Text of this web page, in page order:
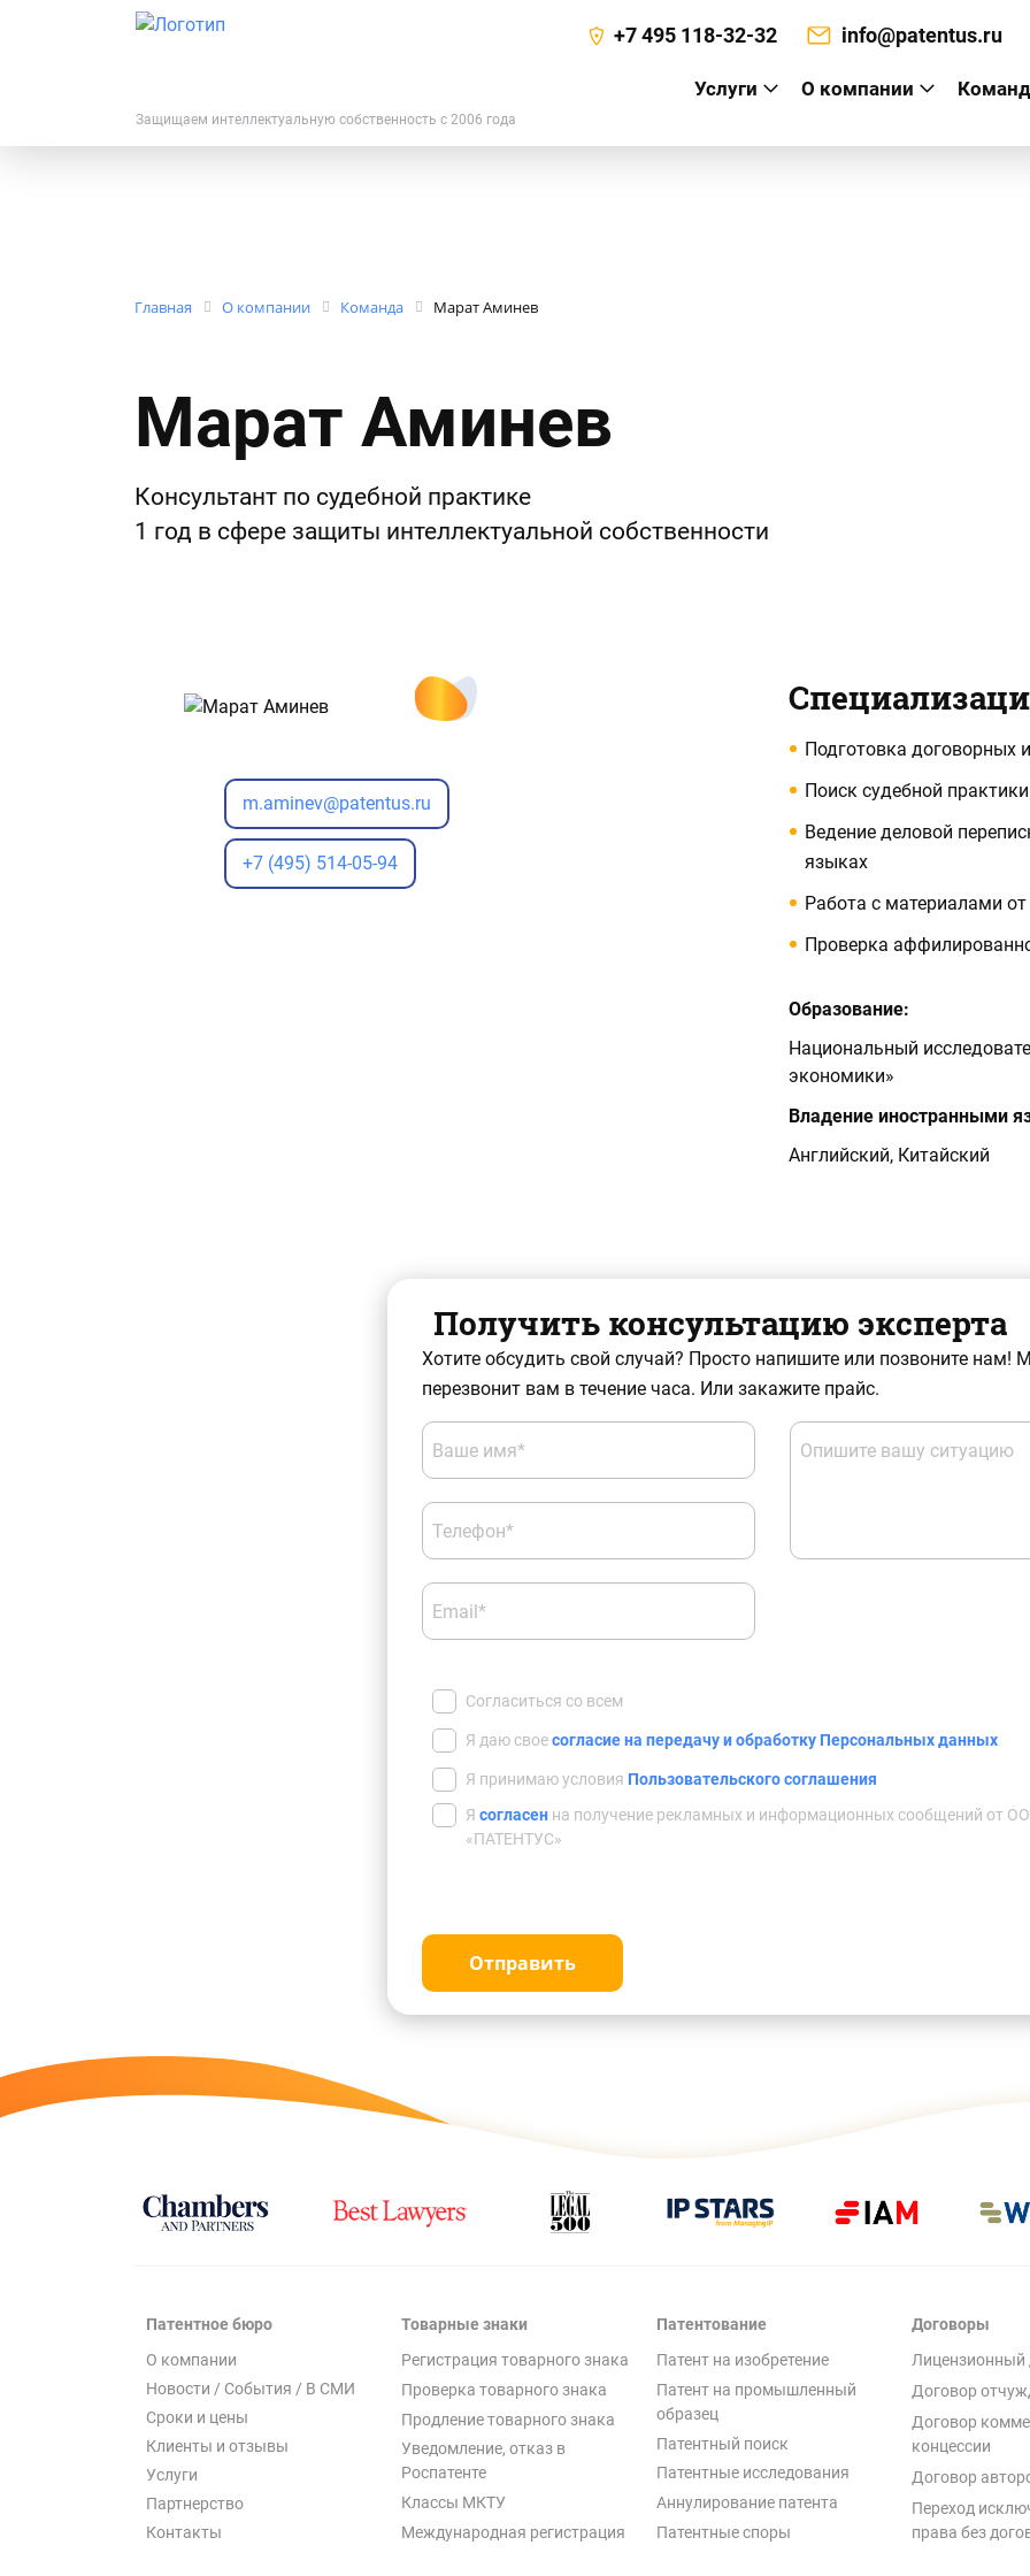
Защищаем интеллектуальную собственность с 2006 года
+7 495 118-32-32 info@patentus.ru
Услуги О компании
Главная О компании Команда Марат Аминев
Марат Аминев
Консультант по судебной практике
1 год в сфере защиты интеллектуальной собственности
m.aminev@patentus.ru
+7 (495) 514-05-94
Подготовка договорных
Поиск судебной практики
Ведение деловой
языках
Работа с материалами
Проверка
Образование:
Национальный
экономики»
Владение иностранными
Английский, Китайский
Получить консультацию эксперта
Хотите обсудить свой случай? Просто напишите или позвоните нам!
перезвонит вам в течение часа. Или закажите прайс.
Ваше имя*
Телефон*
Email*
Опишите вашу ситуацию
Согласиться со всем
Я даю своесогласие на передачу и обработку Персональных данных
Я принимаю условия Пользовательского соглашения
Я согласен на получение рекламных и информационных сообщений от
«ПАТЕНТУС»
Отправить
Патентное бюро
О компании
Новости / События / В СМИ
Сроки и цены
Клиенты и отзывы
Услуги
Партнерство
Контакты
Товарные знаки
Регистрация товарного знака
Проверка товарного знака
Продление товарного знака
Уведомление, отказ в
Роспатенте
Классы МКТУ
Международная регистрация
Патентование
Патент на изобретение
Патент на промышленный
образец
Патентный поиск
Патентные исследования
Аннулирование патента
Патентные споры
Договоры
Лицензионный
Договор
Договор
концессии
Договор
Переход
права без